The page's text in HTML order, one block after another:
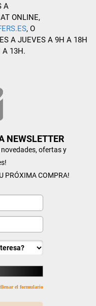
A
ONLINE,
, O
A JUEVES A 9H A 18H
A 13H.
NEWSLETTER
novedades, ofertas y
PRÓXIMA COMPRA!
el formulario